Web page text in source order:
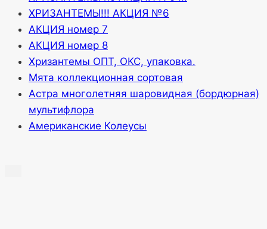
ХРИЗАНТЕМЫ!!! АКЦИЯ №6
АКЦИЯ номер 7
АКЦИЯ номер 8
Хризантемы ОПТ, ОКС, упаковка.
Мята коллекционная сортовая
Астра многолетняя шаровидная (бордюрная)
мультифлора
Американские Колеусы